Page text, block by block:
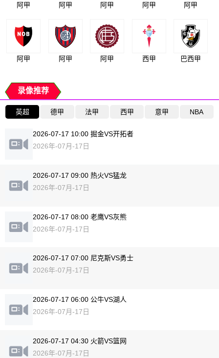
阿甲 阿甲 阿甲 阿甲 阿甲
阿甲 阿甲 阿甲 西甲 巴西甲
录像推荐
英超 德甲 法甲 西甲 意甲 NBA
2026-07-17 10:00 掘金VS开拓者
2026年-07月-17日
2026-07-17 09:00 热火VS猛龙
2026年-07月-17日
2026-07-17 08:00 老鹰VS灰熊
2026年-07月-17日
2026-07-17 07:00 尼克斯VS勇士
2026年-07月-17日
2026-07-17 06:00 公牛VS湖人
2026年-07月-17日
2026-07-17 04:30 火箭VS篮网
2026年-07月-17日